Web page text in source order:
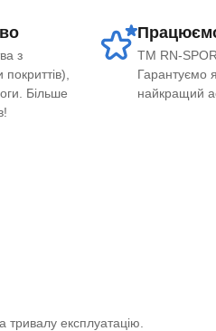
з
Більше
ТМ RN-
Гарантуємо
найкращий
тривалу експлуатацію.